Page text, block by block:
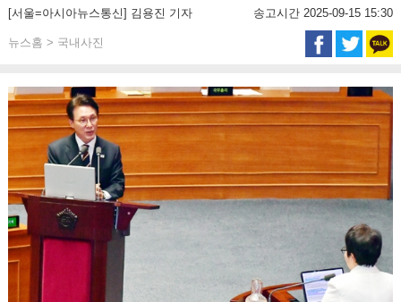
[서울=아시아뉴스통신] 김용진 기자 송고시간 2025-09-15 15:30
뉴스홈 > 국내사진